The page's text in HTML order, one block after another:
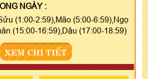
NGÀY :
(1:00-2:59),Mão (5:00-6:59),Ngọ
(15:00-16:59),Dậu (17:00-18:59)
XEM CHI TIẾT